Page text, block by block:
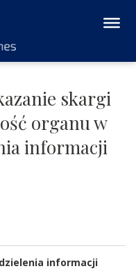
skargi
organu w
informacji
informacji